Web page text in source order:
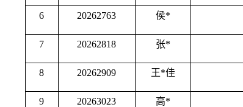
6 20262763 侯*
7 20262818 张*
8 20262909 王*佳
9 20263023 高*